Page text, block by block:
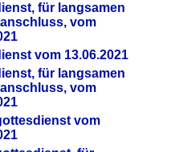
für langsamen
vom
vom 13.06.2021
für langsamen
vom
vom